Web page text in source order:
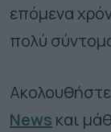
επόμενα
πολύ
News και